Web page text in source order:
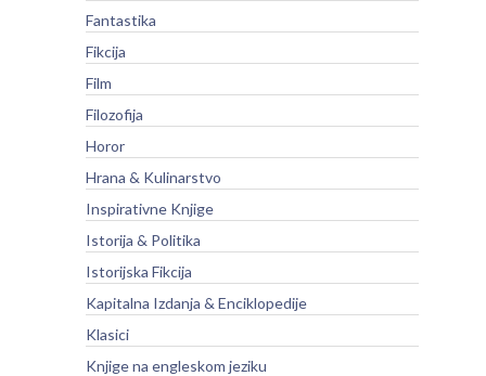
Fantastika
Fikcija
Film
Filozofija
Horor
Hrana & Kulinarstvo
Inspirativne Knjige
Istorija & Politika
Istorijska Fikcija
Kapitalna Izdanja & Enciklopedije
Klasici
Knjige na engleskom jeziku